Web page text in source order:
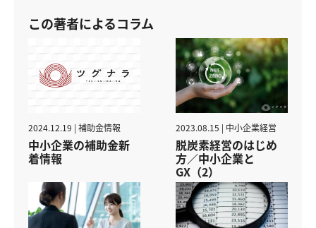
この著者によるコラム
2024.12.19 | 補助金情報
中小企業の補助金新
着情報
2023.08.15 | 中小企業経営
脱炭素経営のはじめ
方／中小企業と
GX（2）